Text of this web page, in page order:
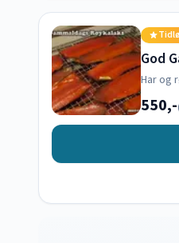
God
Har og
550,-(